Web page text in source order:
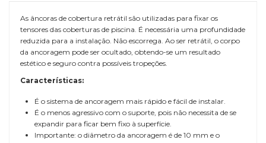
As âncoras de cobertura retrátil são utilizadas para fixar os
tensores das coberturas de piscina. É necessária uma profundidade
reduzida para a instalação. Não escorrega. Ao ser retrátil, o corpo
da ancoragem pode ser ocultado, obtendo-se um resultado
estético e seguro contra possíveis tropeções.
Características:
É o sistema de ancoragem mais rápido e fácil de instalar.
É o menos agressivo com o suporte, pois não necessita de se
expandir para ficar bem fixo à superfície.
Importante: o diâmetro da ancoragem é de 10 mm e o